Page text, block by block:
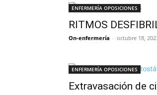
ENFERMERÍA OPOSICIONES
RITMOS
On-enfermería - octubre 18,
ENFERMERÍA OPOSICIONES
Extravasación de